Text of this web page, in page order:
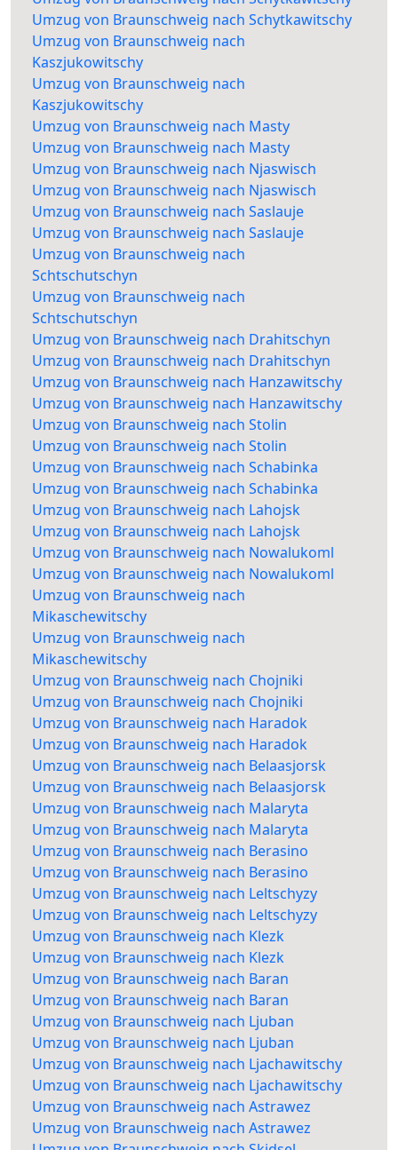
Umzug von Braunschweig nach Schytkawitschy
Umzug von Braunschweig nach
Kaszjukowitschy
Umzug von Braunschweig nach
Kaszjukowitschy
Umzug von Braunschweig nach Masty
Umzug von Braunschweig nach Masty
Umzug von Braunschweig nach Njaswisch
Umzug von Braunschweig nach Njaswisch
Umzug von Braunschweig nach Saslauje
Umzug von Braunschweig nach Saslauje
Umzug von Braunschweig nach
Schtschutschyn
Umzug von Braunschweig nach
Schtschutschyn
Umzug von Braunschweig nach Drahitschyn
Umzug von Braunschweig nach Drahitschyn
Umzug von Braunschweig nach Hanzawitschy
Umzug von Braunschweig nach Hanzawitschy
Umzug von Braunschweig nach Stolin
Umzug von Braunschweig nach Stolin
Umzug von Braunschweig nach Schabinka
Umzug von Braunschweig nach Schabinka
Umzug von Braunschweig nach Lahojsk
Umzug von Braunschweig nach Lahojsk
Umzug von Braunschweig nach Nowalukoml
Umzug von Braunschweig nach Nowalukoml
Umzug von Braunschweig nach
Mikaschewitschy
Umzug von Braunschweig nach
Mikaschewitschy
Umzug von Braunschweig nach Chojniki
Umzug von Braunschweig nach Chojniki
Umzug von Braunschweig nach Haradok
Umzug von Braunschweig nach Haradok
Umzug von Braunschweig nach Belaasjorsk
Umzug von Braunschweig nach Belaasjorsk
Umzug von Braunschweig nach Malaryta
Umzug von Braunschweig nach Malaryta
Umzug von Braunschweig nach Berasino
Umzug von Braunschweig nach Berasino
Umzug von Braunschweig nach Leltschyzy
Umzug von Braunschweig nach Leltschyzy
Umzug von Braunschweig nach Klezk
Umzug von Braunschweig nach Klezk
Umzug von Braunschweig nach Baran
Umzug von Braunschweig nach Baran
Umzug von Braunschweig nach Ljuban
Umzug von Braunschweig nach Ljuban
Umzug von Braunschweig nach Ljachawitschy
Umzug von Braunschweig nach Ljachawitschy
Umzug von Braunschweig nach Astrawez
Umzug von Braunschweig nach Astrawez